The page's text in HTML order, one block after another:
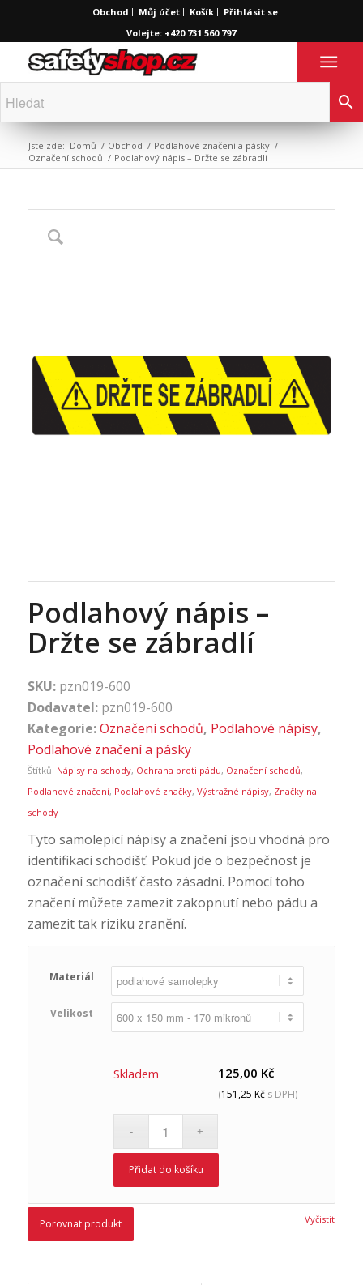
Obchod Můj účet Košík
Přihlásit se
Volejte: +420 731 560 797
Jste zde: Domů / Obchod / Podlahové značení a pásky /
Označení schodů / Podlahový nápis – Držte se zábradlí
Podlahový nápis –
Držte se zábradlí
SKU: pzn019-600
Dodavatel: pzn019-600
Kategorie:Označení schodů, Podlahové nápisy,
Podlahové značení a pásky
Štítků: Nápisy na schody, Ochrana proti pádu, Označení schodů,
Podlahové značení, Podlahové značky, Výstražné nápisy, Značky na
schody
Tyto samolepicí nápisy a značení jsou vhodná pro
identifikaci schodišť. Pokud jde o bezpečnost je
označení schodišť často zásadní. Pomocí toho
značení můžete zamezit zakopnutí nebo pádu a
zamezit tak riziku zranění.
Materiál
Velikost
Vyčistit
125,00 Kč
(151,25 Kč s DPH)
Skladem
Přidat do košíku
Porovnat produkt